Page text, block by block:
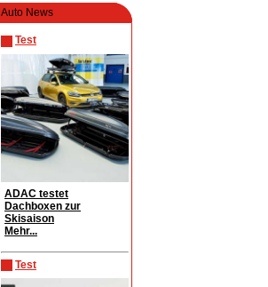
Auto News
Test
ADAC testet
Dachboxen zur
Skisaison
Mehr...
Test